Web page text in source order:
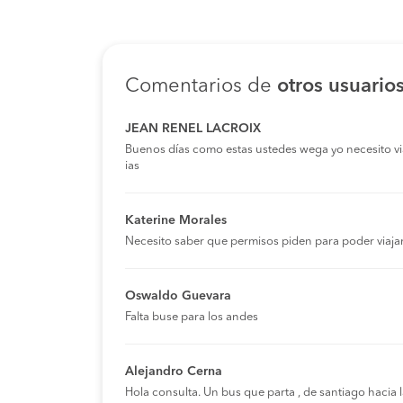
Pasarela placilla
Cruce panguilemu
Dirección:
Dirección:
Copiapó a Valparaíso Turbus
La Serena a Valparaíso
Los Andes a Valparaíso Buses JM
Santiago a Valparaíso
San Felipe a Valparaíso
Comentarios de otros usuarios
JEAN RENEL LACROIX
Buenos días como estas ustedes wega yo necesito
ias
Katerine Morales
Necesito saber que permisos piden para poder
Oswaldo Guevara
Falta buse para los andes
Alejandro Cerna
Hola consulta. Un bus que parta , de santiago hacia